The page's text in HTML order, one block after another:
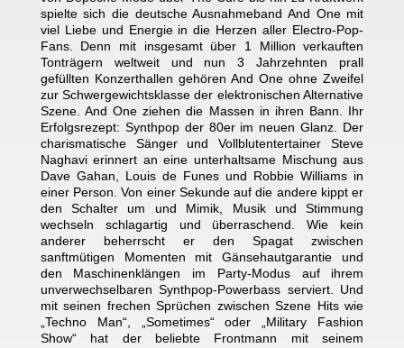
spielte sich die deutsche Ausnahmeband And One mit
viel Liebe und Energie in die Herzen aller Electro-Pop-
Fans. Denn mit insgesamt über 1 Million verkauften
Tonträgern weltweit und nun 3 Jahrzehnten prall
gefüllten Konzerthallen gehören And One ohne Zweifel
zur Schwergewichtsklasse der elektronischen Alternative
Szene. And One ziehen die Massen in ihren Bann. Ihr
Erfolgsrezept: Synthpop der 80er im neuen Glanz. Der
charismatische Sänger und Vollblutentertainer Steve
Naghavi erinnert an eine unterhaltsame Mischung aus
Dave Gahan, Louis de Funes und Robbie Williams in
einer Person. Von einer Sekunde auf die andere kippt er
den Schalter um und Mimik, Musik und Stimmung
wechseln schlagartig und überraschend. Wie kein
anderer beherrscht er den Spagat zwischen
sanftmütigen Momenten mit Gänsehautgarantie und
den Maschinenklängen im Party-Modus auf ihrem
unverwechselbaren Synthpop-Powerbass serviert. Und
mit seinen frechen Sprüchen zwischen Szene Hits wie
„Techno Man“, „Sometimes“ oder „Military Fashion
Show“ hat der beliebte Frontmann mit seinem